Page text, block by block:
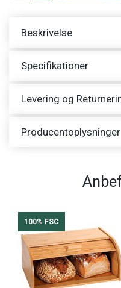
Beskrivelse
Specifikationer
Levering og
Producentoplysninger
100% FSC